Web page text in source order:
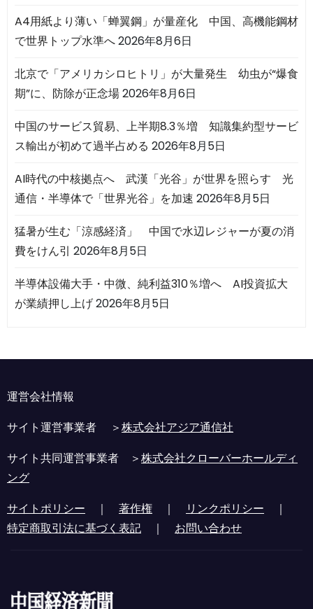
A4用紙より薄い「蝉翼鋼」が量産化 中国、高機能鋼材
で世界トップ水準へ2026年8月6日
北京で「アメリカシロヒトリ」が大量発生 幼虫が“爆食
期”に、防除が正念場2026年8月6日
中国のサービス貿易、上半期8.3％増 知識集約型サービ
ス輸出が初めて過半占める 2026年8月5日
AI時代の中核拠点へ 武漢「光谷」が世界を照らす 光
通信・半導体で「世界光谷」を加速 2026年8月5日
猛暑が生む「涼感経済」 中国で水辺レジャーが夏の消
費をけん引 2026年8月5日
半導体設備大手・中微、純利益310％増へ AI投資拡大
が業績押し上げ2026年8月5日
運営会社情報
サイト運営事業者 ＞株式会社アジア通信社
サイト共同運営事業者 ＞株式会社クローバーホールディ
ング
サイトポリシー ｜ 著作権 ｜ リンクポリシー ｜
特定商取引法に基づく表記 ｜ お問い合わせ